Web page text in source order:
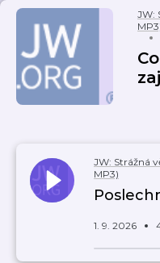
JW:
JW: Strážná
MP3)
1. 9. 2026